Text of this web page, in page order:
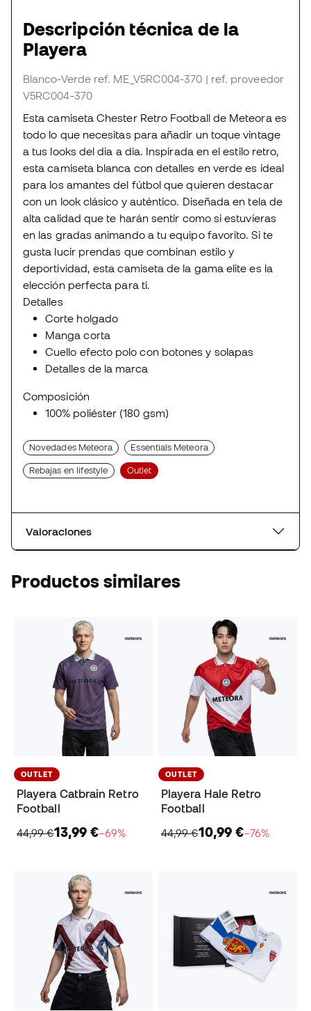
Descripción técnica de la
Playera
Blanco-Verde ref. ME_V5RC004-370 | ref. proveedor
V5RC004-370
Esta camiseta Chester Retro Football de Meteora es
todo lo que necesitas para añadir un toque vintage
a tus looks del dia a dia. Inspirada en el estilo retro,
esta camiseta blanca con detalles en verde es ideal
para los amantes del fútbol que quieren destacar
con un look clásico y auténtico. Diseñada en tela de
alta calidad que te harán sentir como si estuvieras
en las gradas animando a tu equipo favorito. Si te
gusta lucir prendas que combinan estilo y
deportividad, esta camiseta de la gama elite es la
elección perfecta para ti.
Detalles
Corte holgado
Manga corta
Cuello efecto polo con botones y solapas
Detalles de la marca
Composición
100% poliéster (180 gsm)
Novedades Meteora Essentials Meteora
Rebajas en lifestyle Outlet
Valoraciones
Productos similares
OUTLET
Playera Catbrain Retro
Football
44,99 €13,99 €−69%
OUTLET
Playera Hale Retro
Football
44,99 €10,99 €−76%